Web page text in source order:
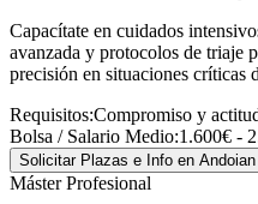
Capacítate en cuidados
avanzada y protocolos de triaje
precisión en situaciones críticas
Requisitos:Compromiso y
Bolsa / Salario Medio:1.600€ -
Solicitar Plazas e Info en Andoian
Máster Profesional